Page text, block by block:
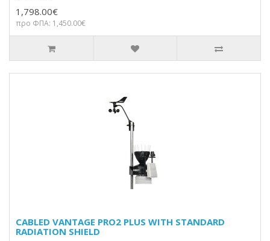
1,798.00€
προ ΦΠΑ: 1,450.00€
CABLED VANTAGE PRO2 PLUS WITH STANDARD
RADIATION SHIELD